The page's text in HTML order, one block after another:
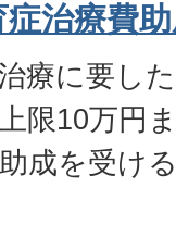
症治療費
療に要し
限10万円
成を受け